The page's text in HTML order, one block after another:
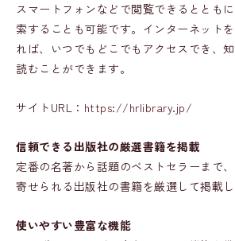
スマートフォンなどで閲覧できるととも
索することも可能です。インターネット
れば、いつでもどこでもアクセスでき、
読むことができます。
サイトURL： https://hrlibrary.jp/
信頼できる出版社の厳選書籍を掲載
定番の名著から話題のベストセラーまで
寄せられる出版社の書籍を厳選して掲載し
使いやすい豊富な機能